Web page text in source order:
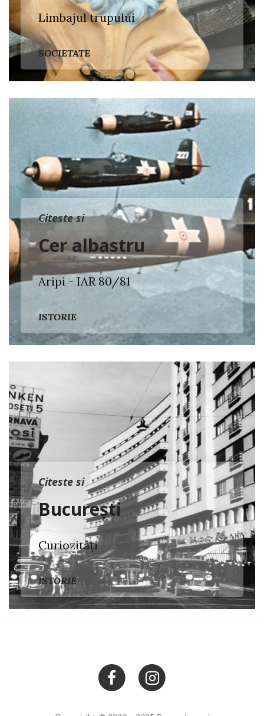
Limbajul trupului
SOCIETATE
Citeste si
Cer albastru
Aripi - IAR 80/81
ISTORIE
Citeste si
București
Curiozități
ISTORIE